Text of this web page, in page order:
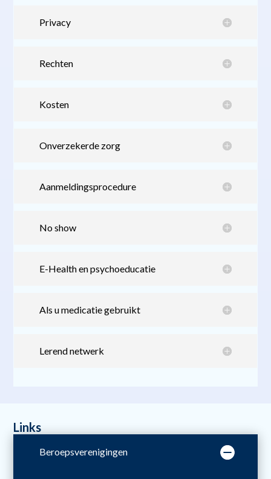
Privacy
Rechten
Kosten
Onverzekerde zorg
Aanmeldingsprocedure
No show
E-Health en psychoeducatie
Als u medicatie gebruikt
Lerend netwerk
Links
Beroepsverenigingen